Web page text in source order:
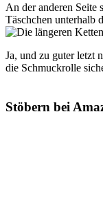
An der anderen Seite
Täschchen unterhalb
Ja, und zu guter letzt
die Schmuckrolle
Stöbern bei